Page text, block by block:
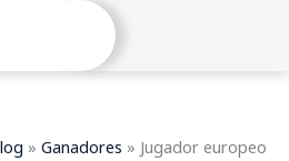
» Ganadores » Jugador europeo